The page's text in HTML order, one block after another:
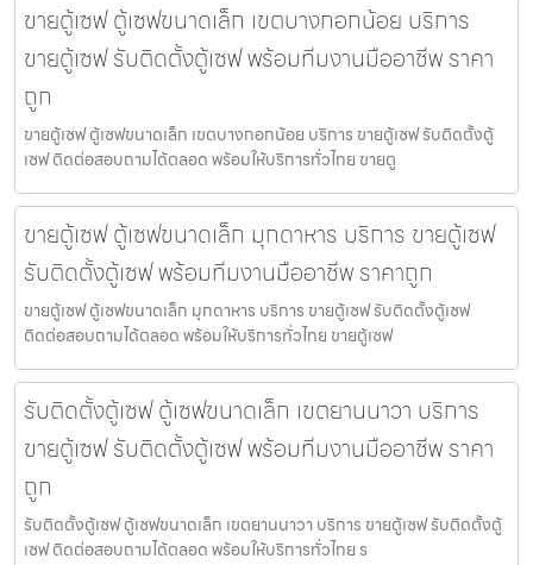
ขายตู้เซฟ ตู้เซฟขนาดเล็ก เขตบางกอกน้อย บริการ
ขายตู้เซฟ รับติดตั้งตู้เซฟ พร้อมทีมงานมืออาชีพ ราคา
ถูก
ขายตู้เซฟ ตู้เซฟขนาดเล็ก เขตบางกอกน้อย บริการ ขายตู้เซฟ รับติดตั้งตู้
เซฟ ติดต่อสอบถามได้ตลอด พร้อมให้บริการทั่วไทย ขายตู
ขายตู้เซฟ ตู้เซฟขนาดเล็ก มุกดาหาร บริการ ขายตู้เซฟ
รับติดตั้งตู้เซฟ พร้อมทีมงานมืออาชีพ ราคาถูก
ขายตู้เซฟ ตู้เซฟขนาดเล็ก มุกดาหาร บริการ ขายตู้เซฟ รับติดตั้งตู้เซฟ
ติดต่อสอบถามได้ตลอด พร้อมให้บริการทั่วไทย ขายตู้เซฟ
รับติดตั้งตู้เซฟ ตู้เซฟขนาดเล็ก เขตยานนาวา บริการ
ขายตู้เซฟ รับติดตั้งตู้เซฟ พร้อมทีมงานมืออาชีพ ราคา
ถูก
รับติดตั้งตู้เซฟ ตู้เซฟขนาดเล็ก เขตยานนาวา บริการ ขายตู้เซฟ รับติดตั้งตู้
เซฟ ติดต่อสอบถามได้ตลอด พร้อมให้บริการทั่วไทย ร